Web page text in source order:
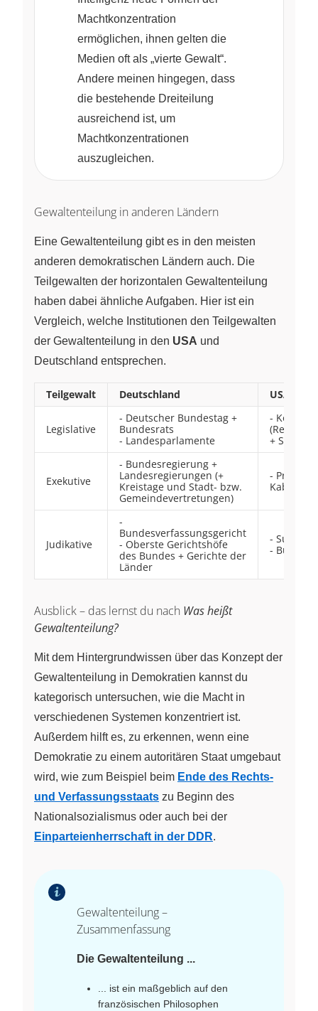
Machtkonzentration
ermöglichen, ihnen gelten die
Medien oft als „vierte Gewalt“.
Andere meinen hingegen, dass
die bestehende Dreiteilung
ausreichend ist, um
Machtkonzentrationen
auszugleichen.
Gewaltenteilung in anderen Ländern
Eine Gewaltenteilung gibt es in den meisten
anderen demokratischen Ländern auch. Die
Teilgewalten der horizontalen Gewaltenteilung
haben dabei ähnliche Aufgaben. Hier ist ein
Vergleich, welche Institutionen den Teilgewalten
der Gewaltenteilung in den USA und
Deutschland entsprechen.
Teilgewalt Deutschland USA
Legislative
- Deutscher Bundestag +
Bundesrats
- Landesparlamente
-
+ Senat)
Exekutive
- Bundesregierung +
Landesregierungen (+
Kreistage und Stadt- bzw.
Gemeindevertretungen)
-
Kabinett
Judikative
-
Bundesverfassungsgericht
- Oberste Gerichtshöfe
des Bundes + Gerichte der
Länder
-
-
Ausblick – das lernst du nach Was heißt
Gewaltenteilung?
Mit dem Hintergrundwissen über das Konzept der
Gewaltenteilung in Demokratien kannst du
kategorisch untersuchen, wie die Macht in
verschiedenen Systemen konzentriert ist.
Außerdem hilft es, zu erkennen, wenn eine
Demokratie zu einem autoritären Staat umgebaut
wird, wie zum Beispiel beim Ende des Rechts-
und Verfassungsstaats zu Beginn des
Nationalsozialismus oder auch bei der
Einparteienherrschaft in der DDR.
Gewaltenteilung –
Zusammenfassung
Die Gewaltenteilung ...
... ist ein maßgeblich auf den
französischen Philosophen